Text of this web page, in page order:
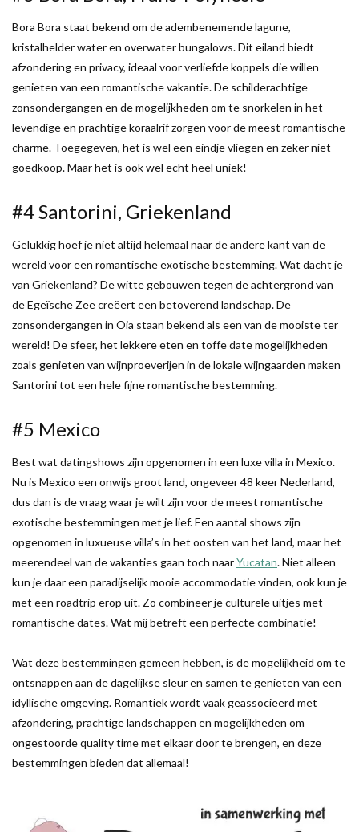
Bora Bora staat bekend om de adembenemende lagune,
kristalhelder water en overwater bungalows. Dit eiland biedt
afzondering en privacy, ideaal voor verliefde koppels die willen
genieten van een romantische vakantie. De schilderachtige
zonsondergangen en de mogelijkheden om te snorkelen in het
levendige en prachtige koraalrif zorgen voor de meest romantische
charme. Toegegeven, het is wel een eindje vliegen en zeker niet
goedkoop. Maar het is ook wel echt heel uniek!
#4 Santorini, Griekenland
Gelukkig hoef je niet altijd helemaal naar de andere kant van de
wereld voor een romantische exotische bestemming. Wat dacht je
van Griekenland? De witte gebouwen tegen de achtergrond van
de Egeïsche Zee creëert een betoverend landschap. De
zonsondergangen in Oia staan bekend als een van de mooiste ter
wereld! De sfeer, het lekkere eten en toffe date mogelijkheden
zoals genieten van wijnproeverijen in de lokale wijngaarden maken
Santorini tot een hele fijne romantische bestemming.
#5 Mexico
Best wat datingshows zijn opgenomen in een luxe villa in Mexico.
Nu is Mexico een onwijs groot land, ongeveer 48 keer Nederland,
dus dan is de vraag waar je wilt zijn voor de meest romantische
exotische bestemmingen met je lief. Een aantal shows zijn
opgenomen in luxueuse villa’s in het oosten van het land, maar het
meerendeel van de vakanties gaan toch naarYucatan. Niet alleen
kun je daar een paradijselijk mooie accommodatie vinden, ook kun je
met een roadtrip erop uit. Zo combineer je culturele uitjes met
romantische dates. Wat mij betreft een perfecte combinatie!
Wat deze bestemmingen gemeen hebben, is de mogelijkheid om te
ontsnappen aan de dagelijkse sleur en samen te genieten van een
idyllische omgeving. Romantiek wordt vaak geassocieerd met
afzondering, prachtige landschappen en mogelijkheden om
ongestoorde quality time met elkaar door te brengen, en deze
bestemmingen bieden dat allemaal!